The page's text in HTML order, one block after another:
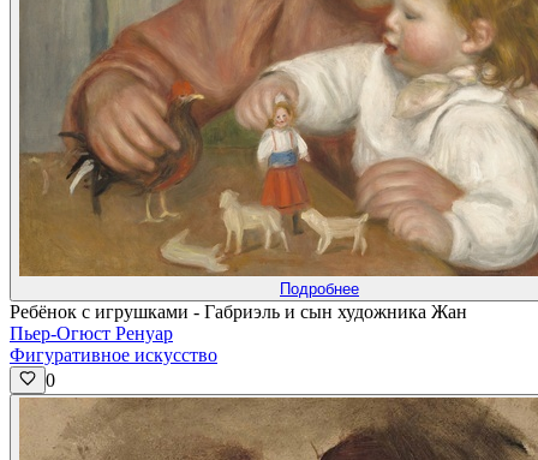
Подробнее
Ребёнок с игрушками - Габриэль и сын художника Жан
Пьер-Огюст Ренуар
Фигуративное искусство
0